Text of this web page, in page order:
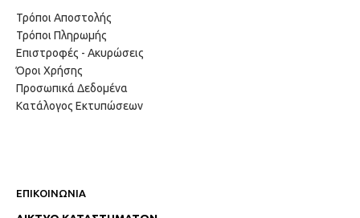
Τρόποι Αποστολής
Τρόποι Πληρωμής
Επιστροφές - Ακυρώσεις
Όροι Χρήσης
Προσωπικά Δεδομένα
Κατάλογος Εκτυπώσεων
ΕΠΙΚΟΙΝΩΝΙΑ